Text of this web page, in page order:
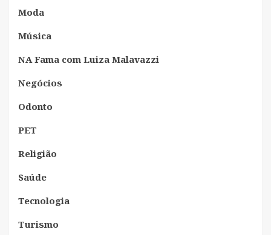
Moda
Música
NA Fama com Luiza Malavazzi
Negócios
Odonto
PET
Religião
Saúde
Tecnologia
Turismo